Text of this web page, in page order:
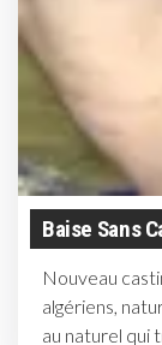
Baise Sans
Nouveau
algériens,
au naturel qui